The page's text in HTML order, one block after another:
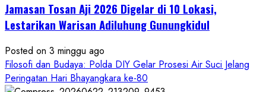
Hayuning
Bawono
Jamasan Tosan Aji 2026 Digelar di 10 Lokasi,
Lestarikan Warisan Adiluhung Gunungkidul
Posted on 3 minggu ago
Filosofi dan Budaya: Polda DIY Gelar Prosesi Air Suci Jelang
Peringatan Hari Bhayangkara ke-80